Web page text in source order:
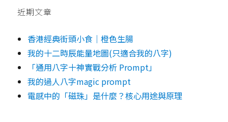
近期文章
香港經典街頭小食｜橙色生腸
我的十二時辰能量地圖(只適合我的八字)
「通用八字十神實戰分析 Prompt」
我的過人八字magic prompt
電感中的「磁珠」是什麼？核心用途與原理